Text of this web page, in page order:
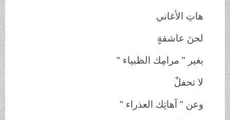
هاتِ الأغاني
لحنَ عاشقةٍ
بغير " مرامِك الظبياء "
لا تحفلْ
وعن " آهاتِك العذراء "